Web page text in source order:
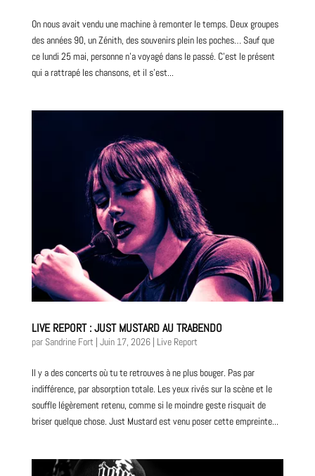
On nous avait vendu une machine à remonter le temps. Deux groupes
des années 90, un Zénith, des souvenirs plein les poches… Sauf que
ce lundi 25 mai, personne n’a voyagé dans le passé. C’est le présent
qui a rattrapé les chansons, et il s’est...
LIVE REPORT : JUST MUSTARD AU TRABENDO
par Sandrine Fort | Juin 17, 2026| Live Report
Il y a des concerts où tu te retrouves à ne plus bouger. Pas par
indifférence, par absorption totale. Les yeux rivés sur la scène et le
souffle légèrement retenu, comme si le moindre geste risquait de
briser quelque chose. Just Mustard est venu poser cette empreinte...